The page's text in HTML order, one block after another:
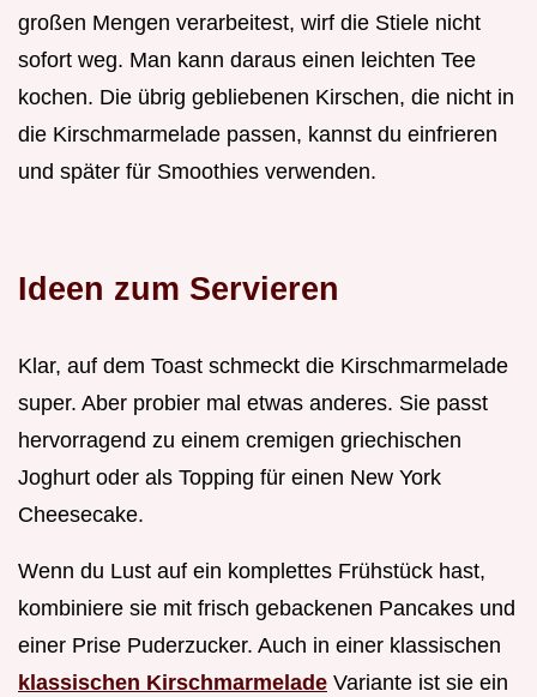
großen Mengen verarbeitest, wirf die Stiele nicht
sofort weg. Man kann daraus einen leichten Tee
kochen. Die übrig gebliebenen Kirschen, die nicht in
die Kirschmarmelade passen, kannst du einfrieren
und später für Smoothies verwenden.
Ideen zum Servieren
Klar, auf dem Toast schmeckt die Kirschmarmelade
super. Aber probier mal etwas anderes. Sie passt
hervorragend zu einem cremigen griechischen
Joghurt oder als Topping für einen New York
Cheesecake.
Wenn du Lust auf ein komplettes Frühstück hast,
kombiniere sie mit frisch gebackenen Pancakes und
einer Prise Puderzucker. Auch in einer klassischen
klassischen Kirschmarmelade Variante ist sie ein